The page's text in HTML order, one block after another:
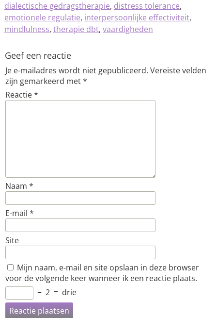
dialectische gedragstherapie, distress tolerance,
emotionele regulatie, interpersoonlijke effectiviteit,
mindfulness, therapie dbt, vaardigheden
Geef een reactie
Je e-mailadres wordt niet gepubliceerd. Vereiste velden
zijn gemarkeerd met*
Reactie*
Naam *
E-mail *
Site
Mijn naam, e-mail en site opslaan in deze browser
voor de volgende keer wanneer ik een reactie plaats.
− 2 = drie